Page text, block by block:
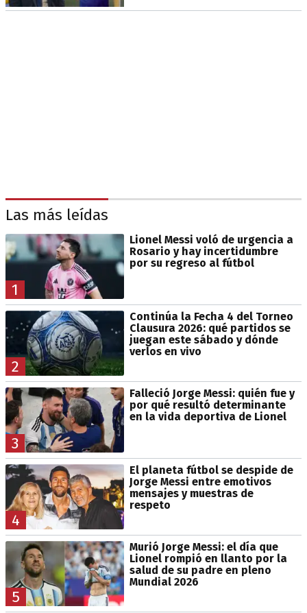
Las más leídas
1
Lionel Messi voló de urgencia a
Rosario y hay incertidumbre
por su regreso al fútbol
2
Continúa la Fecha 4 del Torneo
Clausura 2026: qué partidos se
juegan este sábado y dónde
verlos en vivo
3
Falleció Jorge Messi: quién fue y
por qué resultó determinante
en la vida deportiva de Lionel
4
El planeta fútbol se despide de
Jorge Messi entre emotivos
mensajes y muestras de
respeto
5
Murió Jorge Messi: el día que
Lionel rompió en llanto por la
salud de su padre en pleno
Mundial 2026